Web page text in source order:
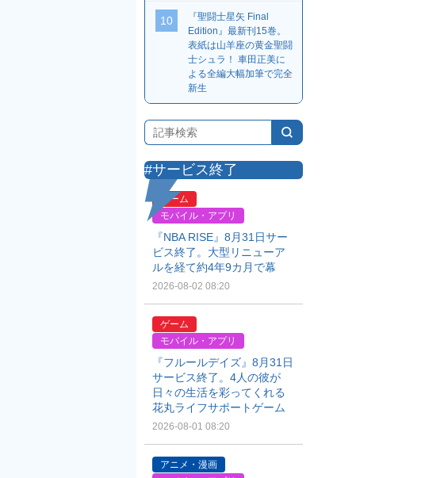
10
『聖闘士星矢 Final
Edition』最新刊15巻。
表紙は山羊座の黄金聖闘
士シュラ！ 車田正美に
よる全編大幅加筆で完全
新生
#サービス終了
ゲーム
モバイル・アプリ
『NBA RISE』8月31日サー
ビス終了。大型リニューア
ルを経て約4年9カ月で幕
2026-08-02 08:20
ゲーム
モバイル・アプリ
『フルールデイズ』8月31日
サービス終了。4人の彼が
日々の生活を彩ってくれる
花丸ライフサポートゲーム
2026-08-01 08:20
アニメ・漫画